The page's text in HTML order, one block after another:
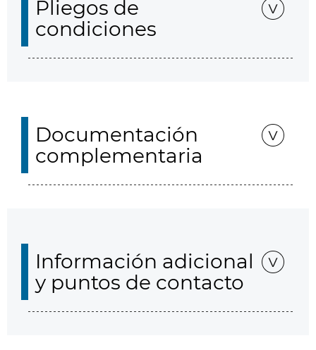
Pliegos de
condiciones
Documentación
complementaria
Información adicional
y puntos de contacto